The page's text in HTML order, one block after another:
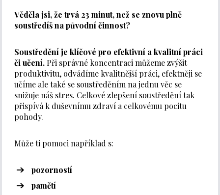
Věděla jsi, že trvá 23 minut, než se znovu plně
soustředíš na původní činnost?
Soustředění je klíčové pro efektivní a kvalitní práci
či učení.Při správné koncentraci můžeme zvýšit
produktivitu, odvádíme kvalitnější práci, efektněji se
učíme ale také se soustředěním na jednu věc se
snižuje náš stres. Celkové zlepšení soustředění tak
přispívá k duševnímu zdraví a celkovému pocitu
pohody.
Může ti pomoci například s:
pozorností
pamětí